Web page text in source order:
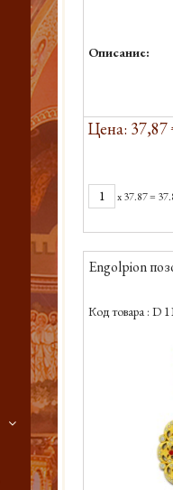
Описание:
Цена: 37,87
x37.87=
Engolpion
Код товара : D